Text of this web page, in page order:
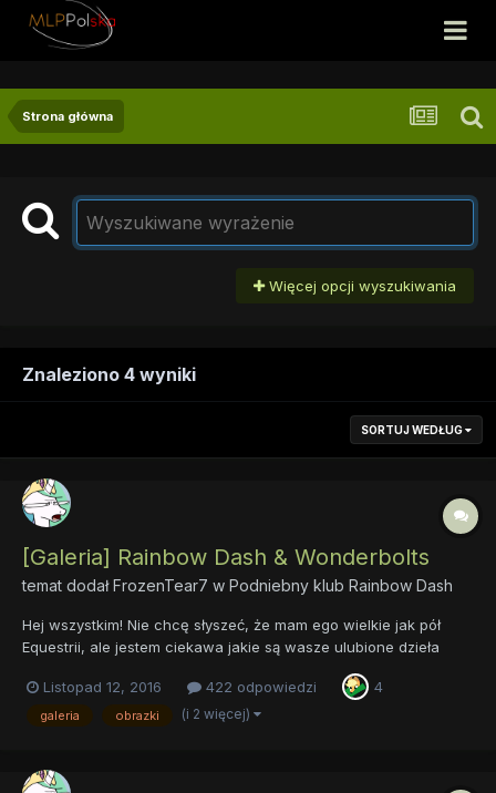
Strona główna
Więcej opcji wyszukiwania
Znaleziono 4 wyniki
SORTUJ WEDŁUG
[Galeria] Rainbow Dash & Wonderbolts
temat dodałFrozenTear7 w Podniebny klub Rainbow Dash
Hej wszystkim! Nie chcę słyszeć, że mam ego wielkie jak pół
Equestrii, ale jestem ciekawa jakie są wasze ulubione dzieła
Wonderbolts! No dobra ego może tak na ćwierć Equestrii...
Postujcie swoje ulubione obrazki z naszymi wspaniały...
Listopad 12, 2016 422 odpowiedzi 4
galeria obrazki (i 2 więcej)